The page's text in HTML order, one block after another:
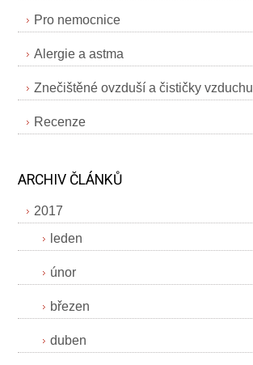
Pro nemocnice
Alergie a astma
Znečištěné ovzduší a čističky vzduchu
Recenze
ARCHIV ČLÁNKŮ
2017
leden
únor
březen
duben